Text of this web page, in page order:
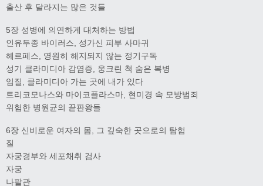
출산 후 달라지는 많은 것들
5장 성병에 의연하게 대처하는 방법
인유두종 바이러스, 성가신 피부 사마귀
헤르페스, 영원히 해지되지 않는 정기구독
성기 클라미디아 감염증, 웅크린 척 숨은 복병
임질, 클라미디아 가는 곳에 내가 있다
트리코모나스와 마이코플라스마, 현미경 속 모방범죄
위험한 병원균의 끝판왕들
6장 신비로운 여자의 몸, 그 깊숙한 곳으로의 탐험
질
자궁경부와 세포채취 검사
자궁
나팔관